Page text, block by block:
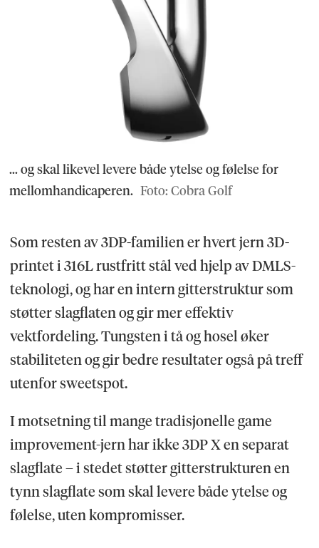
... og skal likevel levere både ytelse og følelse for
mellomhandicaperen. Foto: Cobra Golf
Som resten av 3DP-familien er hvert jern 3D-
printet i 316L rustfritt stål ved hjelp av DMLS-
teknologi, og har en intern gitterstruktur som
støtter slagflaten og gir mer effektiv
vektfordeling. Tungsten i tå og hosel øker
stabiliteten og gir bedre resultater også på treff
utenfor sweetspot.
I motsetning til mange tradisjonelle game
improvement-jern har ikke 3DP X en separat
slagflate – i stedet støtter gitterstrukturen en
tynn slagflate som skal levere både ytelse og
følelse, uten kompromisser.